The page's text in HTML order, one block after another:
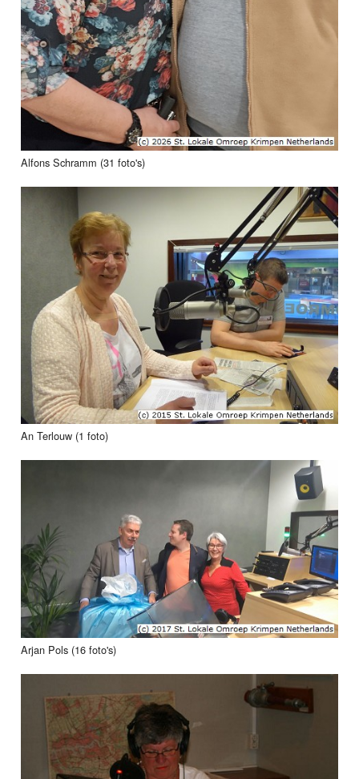
Alfons Schramm (31 foto's)
An Terlouw (1 foto)
Arjan Pols (16 foto's)